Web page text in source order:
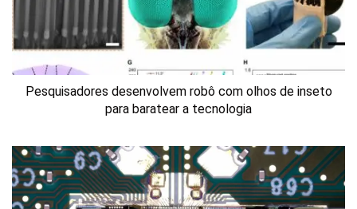
Pesquisadores desenvolvem robô com olhos de inseto
para baratear a tecnologia